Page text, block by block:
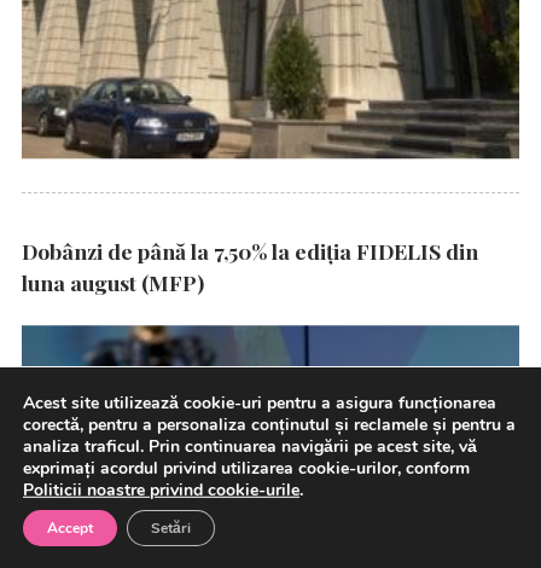
Dobânzi de până la 7,50% la ediția FIDELIS din
luna august (MFP)
Acest site utilizează cookie-uri pentru a asigura funcționarea
corectă, pentru a personaliza conținutul și reclamele și pentru a
analiza traficul. Prin continuarea navigării pe acest site, vă
exprimați acordul privind utilizarea cookie-urilor, conform
Politicii noastre privind cookie-urile.
Accept Setări